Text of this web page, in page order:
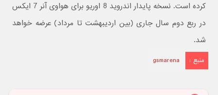
کرده است. نسخه پایدار اندروید 8 اوریو برای هواوی آنر 7 ایکس
در ربع دوم سال جاری (بین اردیبهشت تا مرداد) عرضه خواهد
شد.
منبع : gsmarena